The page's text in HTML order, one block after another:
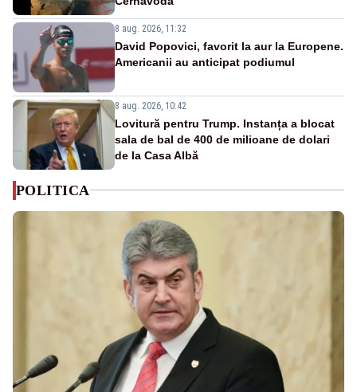
8 aug. 2026, 11:32
David Popovici, favorit la aur la Europene.
Americanii au anticipat podiumul
8 aug. 2026, 10:42
Lovitură pentru Trump. Instanța a blocat
sala de bal de 400 de milioane de dolari
de la Casa Albă
POLITICA